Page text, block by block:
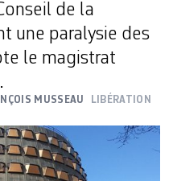
de la
une paralysie des
le magistrat
MUSSEAU LIBÉRATION